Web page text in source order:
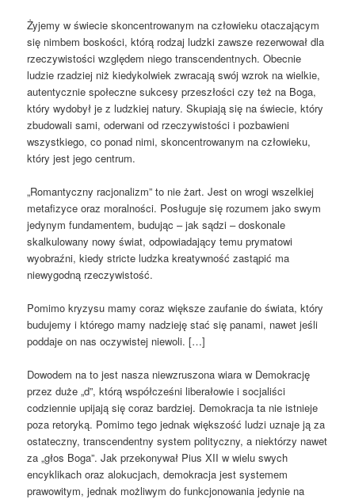
Żyjemy w świecie skoncentrowanym na człowieku otaczającym
się nimbem boskości, którą rodzaj ludzki zawsze rezerwował dla
rzeczywistości względem niego transcendentnych. Obecnie
ludzie rzadziej niż kiedykolwiek zwracają swój wzrok na wielkie,
autentycznie społeczne sukcesy przeszłości czy też na Boga,
który wydobył je z ludzkiej natury. Skupiają się na świecie, który
zbudowali sami, oderwani od rzeczywistości i pozbawieni
wszystkiego, co ponad nimi, skoncentrowanym na człowieku,
który jest jego centrum.
„Romantyczny racjonalizm” to nie żart. Jest on wrogi wszelkiej
metafizyce oraz moralności. Posługuje się rozumem jako swym
jedynym fundamentem, budując – jak sądzi – doskonale
skalkulowany nowy świat, odpowiadający temu prymatowi
wyobraźni, kiedy stricte ludzka kreatywność zastąpić ma
niewygodną rzeczywistość.
Pomimo kryzysu mamy coraz większe zaufanie do świata, który
budujemy i którego mamy nadzieję stać się panami, nawet jeśli
poddaje on nas oczywistej niewoli. […]
Dowodem na to jest nasza niewzruszona wiara w Demokrację
przez duże „d”, którą współcześni liberałowie i socjaliści
codziennie upijają się coraz bardziej. Demokracja ta nie istnieje
poza retoryką. Pomimo tego jednak większość ludzi uznaje ją za
ostateczny, transcendentny system polityczny, a niektórzy nawet
za „głos Boga”. Jak przekonywał Pius XII w wielu swych
encyklikach oraz alokucjach, demokracja jest systemem
prawowitym, jednak możliwym do funkcjonowania jedynie na